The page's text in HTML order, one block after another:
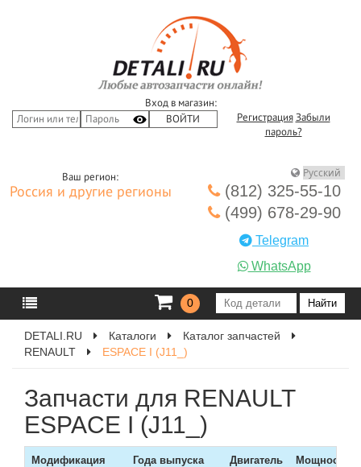
Вход в магазин:
Регистрация Забыли
пароль?
Ваш регион:
Россия и другие регионы
(812) 325-55-10
(499) 678-29-90
Telegram
WhatsApp
0
DETALI.RU Каталоги
Каталог запчастей
RENAULT
ESPACE I (J11_)
Запчасти для RENAULT
ESPACE I (J11_)
Модификация Года выпуска Двигатель Мощность